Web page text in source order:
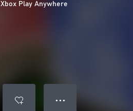
Xbox Play Anywhere
● ● ●